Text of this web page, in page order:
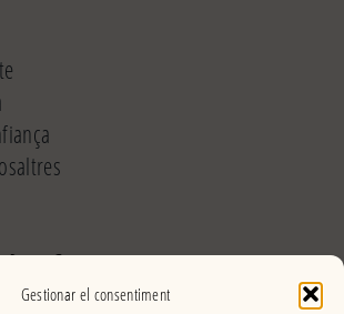
Gestionar el consentiment
Pou Calent